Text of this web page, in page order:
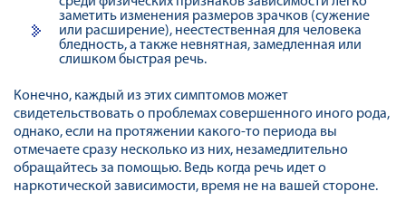
заметить изменения размеров зрачков (сужение
или расширение), неестественная для человека
бледность, а также невнятная, замедленная или
слишком быстрая речь.
Конечно, каждый из этих симптомов может
свидетельствовать о проблемах совершенного иного рода,
однако, если на протяжении какого-то периода вы
отмечаете сразу несколько из них, незамедлительно
обращайтесь за помощью. Ведь когда речь идет о
наркотической зависимости, время не на вашей стороне.